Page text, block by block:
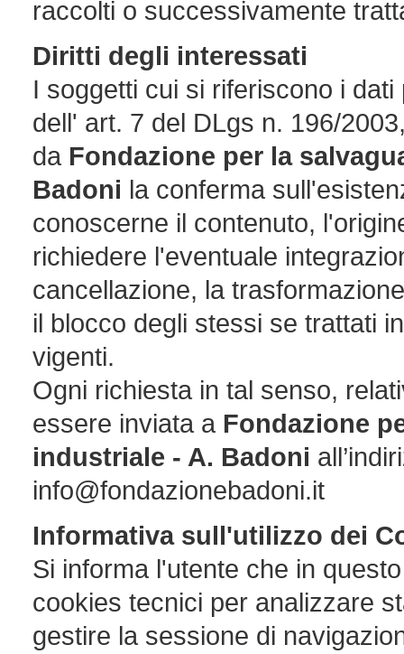
raccolti o successivamente
Diritti degli interessati
I soggetti cui si riferiscono i
dell' art. 7 del DLgs n. 196/
da Fondazione per la
Badoni la conferma
conoscerne il contenuto,
richiedere l'eventuale
cancellazione, la
il blocco degli stessi se trattati
vigenti.
Ogni richiesta in tal senso,
essere inviata aFondazione
industriale - A. Badoni
info@fondazionebadoni.it
Informativa sull'utilizzo dei
Si informa l'utente che in
cookies tecnici per analizzare
gestire la sessione di